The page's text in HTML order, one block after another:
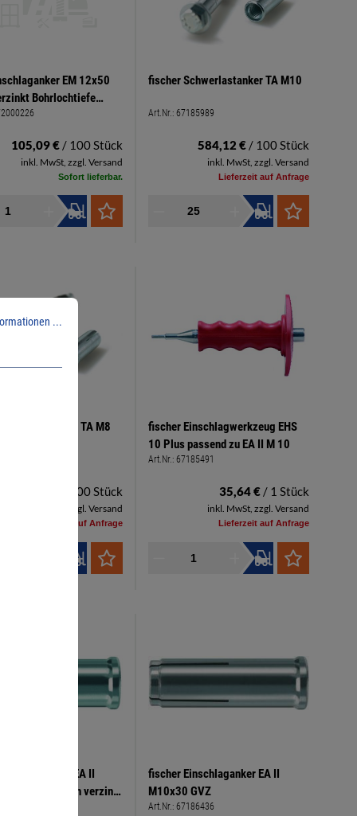
EM 12x50
Bohrlochtiefe
105,09 € / 100 Stück
inkl. MwSt, zzgl. Versand
Sofort lieferbar.
fischer Schwerlastanker TA M10
Art.Nr.: 67185989
584,12 € / 100 Stück
inkl. MwSt, zzgl. Versand
Lieferzeit auf Anfrage
Schwerlastanker TA M8
/ 100 Stück
inkl. MwSt, zzgl. Versand
Lieferzeit auf Anfrage
fischer Einschlagwerkzeug EHS
10 Plus passend zu EA II M 10
Art.Nr.: 67185491
35,64 € / 1 Stück
inkl. MwSt, zzgl. Versand
Lieferzeit auf Anfrage
EA II
Stahl, galvanisch verzinkt
fischer Einschlaganker EA II
M10x30 GVZ
Art.Nr.: 67186436
...